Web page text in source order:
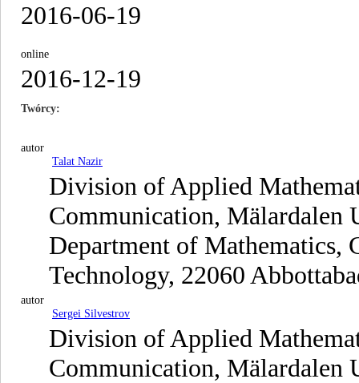
2016-06-19
online
2016-12-19
Twórcy
autor
Talat Nazir
Division of Applied
Communication, Mälardalen
Department of
Technology, 22060
autor
Sergei Silvestrov
Division of Applied
Communication, Mälardalen